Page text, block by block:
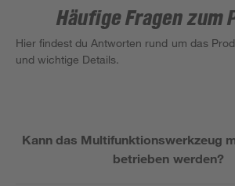
Häufige Fragen zum
Hier findest du Antworten rund um das
und wichtige Details.
Kann das Multifunktionswerkzeug
betrieben werden?